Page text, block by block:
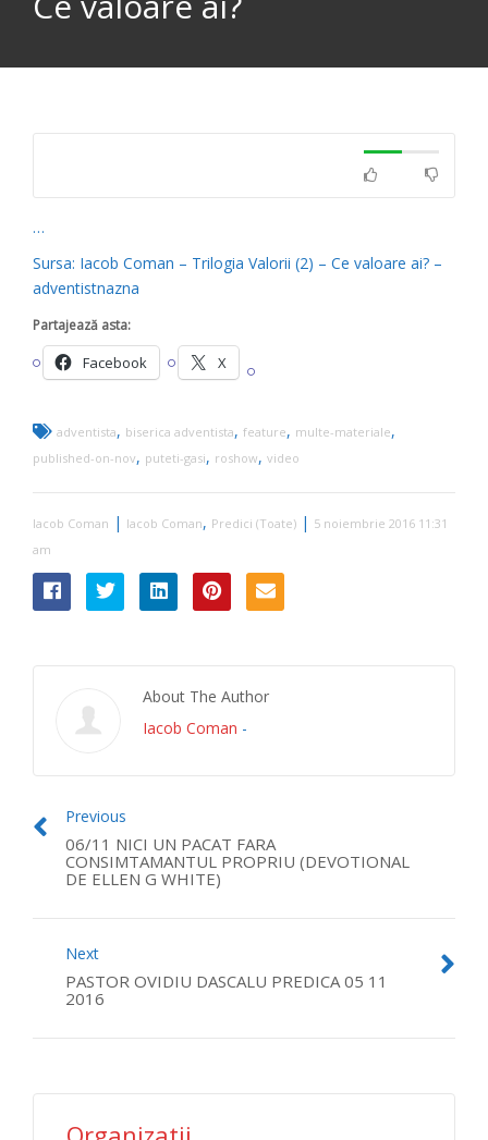
…
Sursa: Iacob Coman – Trilogia Valorii (2) – Ce valoare ai? –
adventistnazna
Partajează asta:
Facebook X
adventista, biserica adventista, feature, multe-materiale,
published-on-nov, puteti-gasi, roshow, video
Iacob Coman | Iacob Coman, Predici (Toate) | 5 noiembrie 2016 11:31
am
About The Author
Iacob Coman -
Previous
06/11 NICI UN PACAT FARA
CONSIMTAMANTUL PROPRIU (DEVOTIONAL
DE ELLEN G WHITE)
Next
PASTOR OVIDIU DASCALU PREDICA 05 11
2016